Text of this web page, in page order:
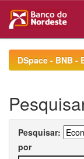
navigationDSpace - BNB -
Pesquisar:
por